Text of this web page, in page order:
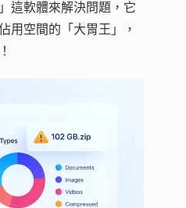
這軟體來解決問題，它
用空間的「大胃王」，